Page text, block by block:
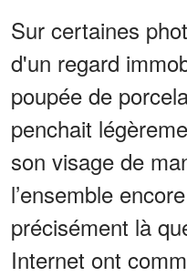
Sur certaines
d'un regard
poupée de
penchait
son visage de
l’ensemble
précisément là
Internet ont